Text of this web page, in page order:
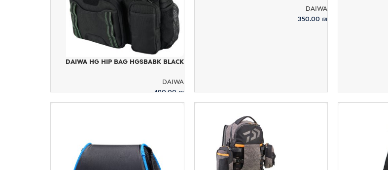
DAIWA
350.00 ₪
DAIWA HG HIP BAG HGSBABK BLACK
DAIWA
490.00₪